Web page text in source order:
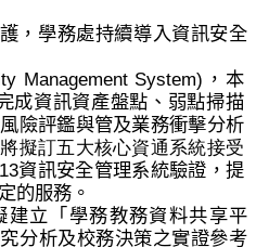
，學務處持續導入資訊安全
Management System) ，本
成資訊資產盤點、弱點掃描
險評鑑與管及業務衝擊分析
將擬訂五大核心資通系統接受
資訊安全管理系統驗證，提
的服務。
建立「學務教務資料共享平
分析及校務決策之實證參考